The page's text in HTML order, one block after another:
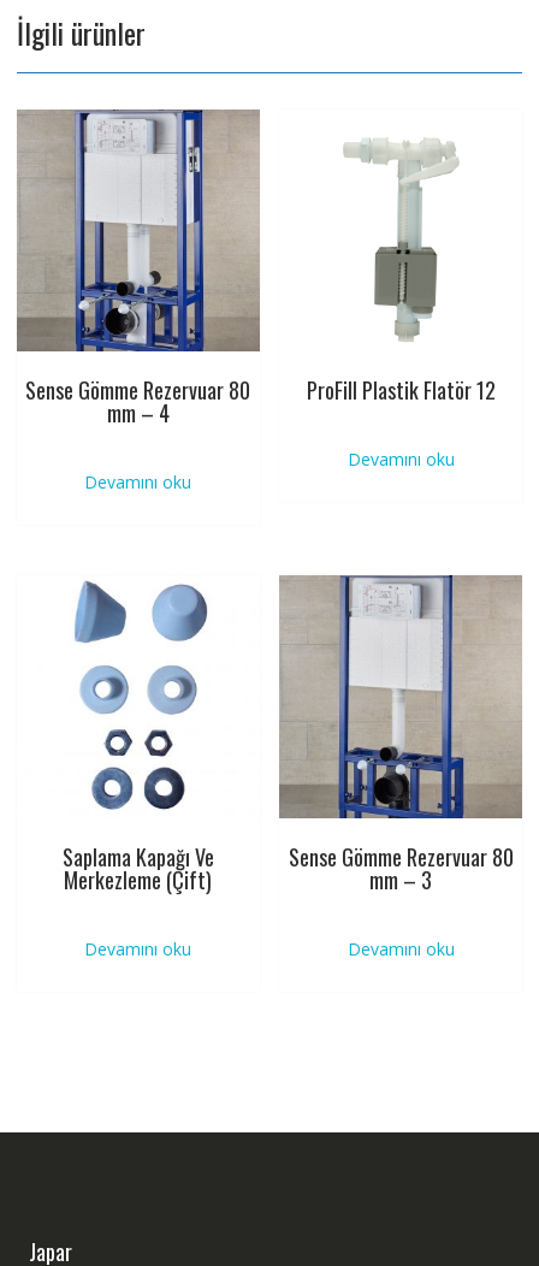
İlgili ürünler
Sense Gömme Rezervuar 80
mm – 4
Devamını oku
ProFill Plastik Flatör 12
Devamını oku
Saplama Kapağı Ve
Merkezleme (Çift)
Devamını oku
Sense Gömme Rezervuar 80
mm – 3
Devamını oku
Japar